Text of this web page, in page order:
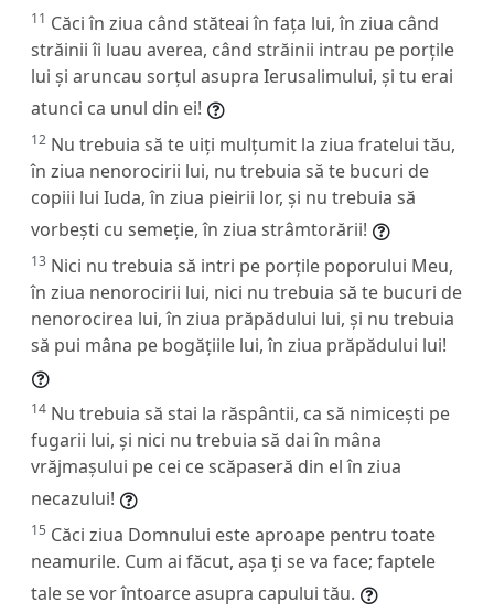
11 Căci în ziua când stăteai în fața lui, în ziua când
străinii îi luau averea, când străinii intrau pe porțile
lui și aruncau sorțul asupra Ierusalimului, și tu erai
atunci ca unul din ei!
12 Nu trebuia să te uiți mulțumit la ziua fratelui tău,
în ziua nenorocirii lui, nu trebuia să te bucuri de
copiii lui Iuda, în ziua pieirii lor, și nu trebuia să
vorbești cu semeție, în ziua strâmtorării!
13 Nici nu trebuia să intri pe porțile poporului Meu,
în ziua nenorocirii lui, nici nu trebuia să te bucuri de
nenorocirea lui, în ziua prăpădului lui, și nu trebuia
să pui mâna pe bogățiile lui, în ziua prăpădului lui!
14 Nu trebuia să stai la răspântii, ca să nimicești pe
fugarii lui, și nici nu trebuia să dai în mâna
vrăjmașului pe cei ce scăpaseră din el în ziua
necazului!
15 Căci ziua Domnului este aproape pentru toate
neamurile. Cum ai făcut, așa ți se va face; faptele
tale se vor întoarce asupra capului tău.